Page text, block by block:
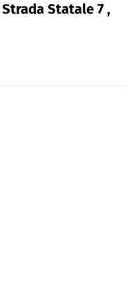
Statale 7 ,